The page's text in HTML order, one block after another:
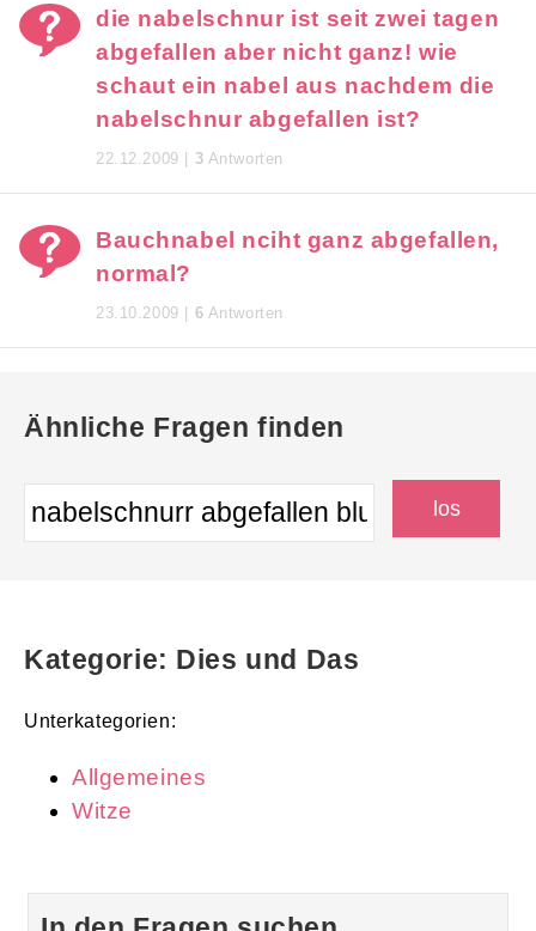
die nabelschnur ist seit zwei tagen
abgefallen aber nicht ganz! wie
schaut ein nabel aus nachdem die
nabelschnur abgefallen ist?
22.12.2009 | 3 Antworten
Bauchnabel nciht ganz abgefallen,
normal?
23.10.2009 | 6 Antworten
Ähnliche Fragen finden
Kategorie: Dies und Das
Unterkategorien:
Allgemeines
Witze